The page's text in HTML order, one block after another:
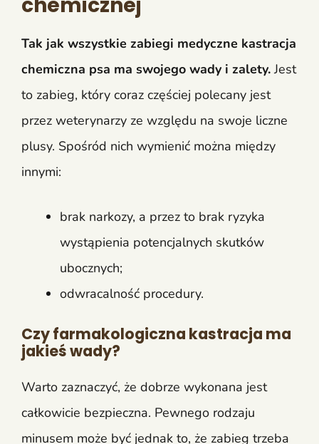
Tak jak wszystkie zabiegi medyczne kastracja
chemiczna psa ma swojego wady i zalety.Jest
to zabieg, który coraz częściej polecany jest
przez weterynarzy ze względu na swoje liczne
plusy. Spośród nich wymienić można między
innymi:
brak narkozy, a przez to brak ryzyka
wystąpienia potencjalnych skutków
ubocznych;
odwracalność procedury.
Czy farmakologiczna kastracja ma
jakieś wady?
Warto zaznaczyć, że dobrze wykonana jest
całkowicie bezpieczna. Pewnego rodzaju
minusem może być jednak to, że zabieg trzeba